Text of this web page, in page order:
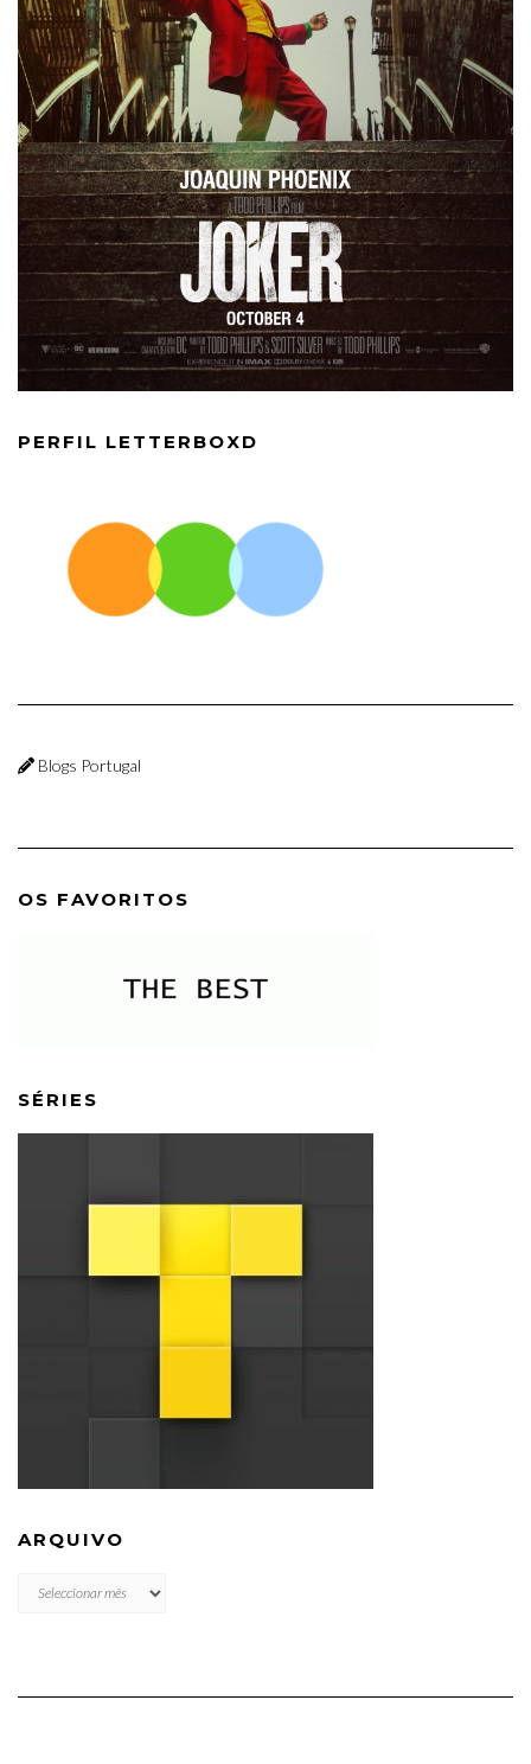
PERFIL LETTERBOXD
Blogs Portugal
OS FAVORITOS
SÉRIES
ARQUIVO
ARQUIVO